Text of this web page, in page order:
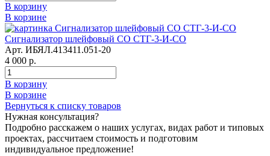
В корзину
В корзине
Сигнализатор шлейфовый СО СТГ-3-И-СО
Арт. ИБЯЛ.413411.051-20
4 000 р.
В корзину
В корзине
Вернуться к списку товаров
Нужная консультация?
Подробно расскажем о наших услугах, видах работ и типовых
проектах, рассчитаем стоимость и подготовим
индивидуальное предложение!